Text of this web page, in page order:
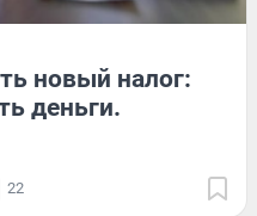
новый налог:
деньги.
22